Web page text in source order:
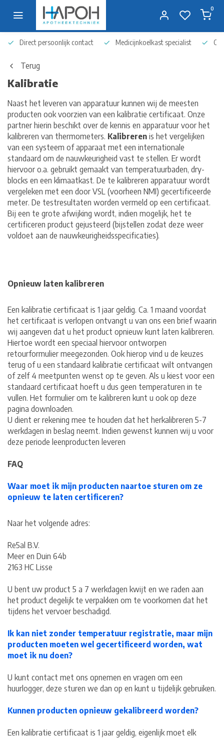
0
Direct persoonlijk contact Medicijnkoelkast specialist Op
Terug
Kalibratie
Naast het leveren van apparatuur kunnen wij de meesten
producten ook voorzien van een kalibratie certificaat. Onze
partner hierin beschikt over de kennis en apparatuur voor het
kalibreren van thermometers. Kalibreren is het vergelijken
van een systeem of apparaat met een internationale
standaard om de nauwkeurigheid vast te stellen. Er wordt
hiervoor o.a. gebruikt gemaakt van temperatuurbaden, dry-
blocks en een klimaatkast. De te kalibreren apparatuur wordt
vergeleken met een door VSL (voorheen NMI) gecertificeerde
meter. De testresultaten worden vermeld op een certificaat.
Bij een te grote afwijking wordt, indien mogelijk, het te
certificeren product gejusteerd (bijstellen zodat deze weer
voldoet aan de nauwkeurigheidsspecificaties).
Opnieuw laten kalibreren
Een kalibratie certificaat is 1 jaar geldig. Ca. 1 maand voordat
het certificaat is verlopen ontvangt u van ons een brief waarin
wij aangeven dat u het product opnieuw kunt laten kalibreren.
Hiertoe wordt een speciaal hiervoor ontworpen
retourformulier meegezonden. Ook hierop vind u de keuzes
terug of u een standaard kalibratie certificaat wilt ontvangen
of zelf 4 meetpunten wenst op te geven. Als u kiest voor een
standaard certificaat hoeft u dus geen temperaturen in te
vullen. Het formulier om te kalibreren kunt u ook op deze
pagina downloaden.
U dient er rekening mee te houden dat het herkalibreren 5-7
werkdagen in beslag neemt. Indien gewenst kunnen wij u voor
deze periode leenproducten leveren
FAQ
Waar moet ik mijn producten naartoe sturen om ze
opnieuw te laten certificeren?
Naar het volgende adres:
Re5al B.V.
Meer en Duin 64b
2163 HC Lisse
U bent uw product 5 a 7 werkdagen kwijt en we raden aan
het product degelijk te verpakken om te voorkomen dat het
tijdens het vervoer beschadigd.
Ik kan niet zonder temperatuur registratie, maar mijn
producten moeten wel gecertificeerd worden, wat
moet ik nu doen?
U kunt contact met ons opnemen en vragen om een
huurlogger, deze sturen we dan op en kunt u tijdelijk gebruiken.
Kunnen producten opnieuw gekalibreerd worden?
Een kalibratie certificaat is 1 jaar geldig, eigenlijk moet elk